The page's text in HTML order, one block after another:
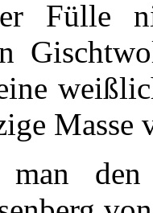
Fülle
man